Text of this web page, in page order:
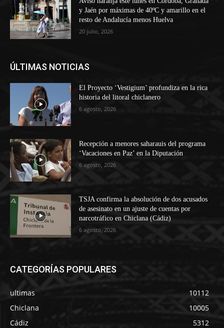
y Jaén por máximas de 40ºC y amarillo en el
resto de Andalucía menos Huelva
20 julio, 2026
ÚLTIMAS NOTICIAS
El Proyecto ‘Vestigium’ profundiza en la rica
historia del litoral chiclanero
6 agosto, 2026
Recepción a menores saharauis del programa
‘Vacaciones en Paz’ en la Diputación
6 agosto, 2026
TSJA confirma la absolución de dos acusados
de asesinato en un ajuste de cuentas por
narcotráfico en Chiclana (Cádiz)
6 agosto, 2026
CATEGORÍAS POPULARES
ultimas
10112
Chiclana
10005
Cádiz
5312